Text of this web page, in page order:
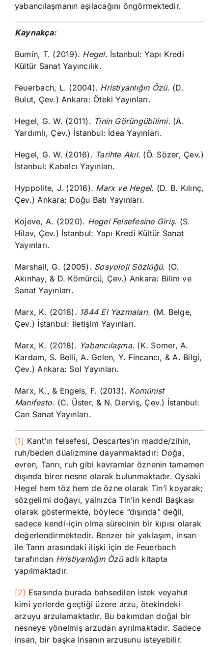
yabancılaşmanın aşılacağını öngörmektedir.
Kaynakça:
Bumin, T. (2019). Hegel. İstanbul: Yapı Kredi
Kültür Sanat Yayıncılık.
Feuerbach, L. (2004). Hristiyanlığın Özü. (D.
Bulut, Çev.) Ankara: Öteki Yayınları.
Hegel, G. W. (2011). Tinin Görüngübilimi. (A.
Yardımlı, Çev.) İstanbul: İdea Yayınları.
Hegel, G. W. (2016). Tarihte Akıl. (Ö. Sözer, Çev.)
İstanbul: Kabalcı Yayınları.
Hyppolite, J. (2016). Marx ve Hegel. (D. B. Kılınç,
Çev.) Ankara: Doğu Batı Yayınları.
Kojeve, A. (2020). Hegel Felsefesine Giriş. (S.
Hilav, Çev.) İstanbul: Yapı Kredi Kültür Sanat
Yayınları.
Marshall, G. (2005). Sosyoloji Sözlüğü. (O.
Akınhay, & D. Kömürcü, Çev.) Ankara: Bilim ve
Sanat Yayınları.
Marx, K. (2018). 1844 El Yazmaları. (M. Belge,
Çev.) İstanbul: İletişim Yayınları.
Marx, K. (2018). Yabancılaşma. (K. Somer, A.
Kardam, S. Belli, A. Gelen, Y. Fincancı, & A. Bilgi,
Çev.) Ankara: Sol Yayınları.
Marx, K., & Engels, F. (2013). Komünist
Manifesto. (C. Üster, & N. Derviş, Çev.) İstanbul:
Can Sanat Yayınları.
[1] Kant’ın felsefesi, Descartes’ın madde/zihin,
ruh/beden düalizmine dayanmaktadır: Doğa,
evren, Tanrı, ruh gibi kavramlar öznenin tamamen
dışında birer nesne olarak bulunmaktadır. Oysaki
Hegel hem töz hem de özne olarak Tin’i koyarak;
sözgelimi doğayı, yalnızca Tin’in kendi Başkası
olarak göstermekte, böylece “dışında” değil,
sadece kendi-için olma sürecinin bir kıpısı olarak
değerlendirmektedir. Benzer bir yaklaşım, insan
ile Tanrı arasındaki ilişki için de Feuerbach
tarafından Hristiyanlığın Özüadlı kitapta
yapılmaktadır.
[2] Esasında burada bahsedilen istek veyahut
kimi yerlerde geçtiği üzere arzu, ötekindeki
arzuyu arzulamaktadır. Bu bakımdan doğal bir
nesneye yönelmiş arzudan ayrılmaktadır. Sadece
insan, bir başka insanın arzusunu isteyebilir.